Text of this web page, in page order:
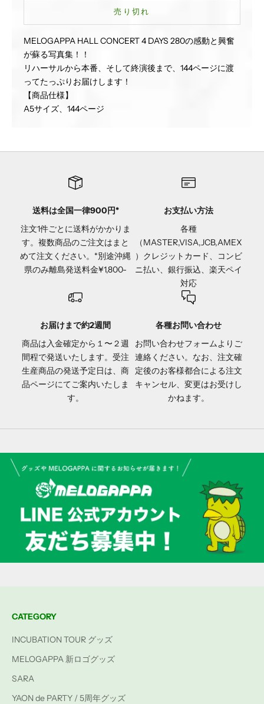
売り切れ
MELOGAPPA HALL CONCERT 4 DAYS 280の感動と興奮
が蘇る写真集！！
リハーサルから本番、そして終演後まで、144ページに渡
ってたっぷりお届けします！
【商品仕様】
A5サイズ、144ページ
送料は全国一律900円*
注文1件ごとに送料がかかりま
す。複数商品のご注文はまと
めて注文ください。*別途沖縄
県のみ離島発送料金¥1,800-
お支払い方法
各種
（MASTER,VISA,JCB,AMEX
）クレジットカード、コンビ
ニ払い、銀行振込、楽天ペイ
対応
お届けまで約2週間
商品は入金確定から１〜２週
間程で発送いたします。受注
生産商品の発送予定日は、商
品ページにてご案内いたしま
す。
各種お問い合わせ
お問い合わせフォームよりご
連絡ください。なお、注文確
定後のお客様都合による注文
キャンセル、変更はお受けし
かねます。
CATEGORY
INCUBATION TOUR グッズ
MELOGAPPA 新ロゴグッズ
SARA
YAON de PARTY / 5周年グッズ